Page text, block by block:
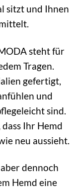
sitzt und Ihnen
steht für
Tragen.
gefertigt,
und
sind.
Ihr Hemd
neu aussieht.
dennoch
Hemd eine